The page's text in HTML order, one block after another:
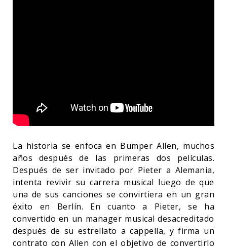
La historia se enfoca en Bumper Allen, muchos
años después de las primeras dos películas.
Después de ser invitado por Pieter a Alemania,
intenta revivir su carrera musical luego de que
una de sus canciones se convirtiera en un gran
éxito en Berlín. En cuanto a Pieter, se ha
convertido en un manager musical desacreditado
después de su estrellato a cappella, y firma un
contrato con Allen con el objetivo de convertirlo